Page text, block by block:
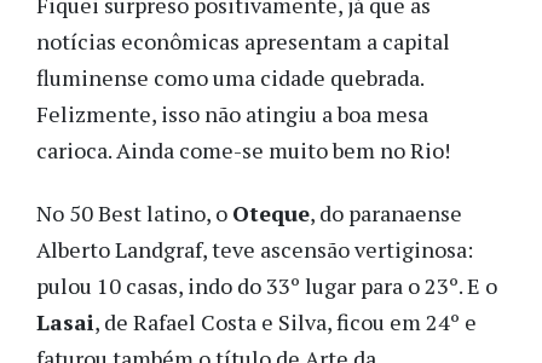
notícias econômicas apresentam a capital
fluminense como uma cidade quebrada.
Felizmente, isso não atingiu a boa mesa
carioca. Ainda come-se muito bem no Rio!
No 50 Best latino, o Oteque, do paranaense
Alberto Landgraf, teve ascensão vertiginosa:
pulou 10 casas, indo do 33º lugar para o 23º. E o
Lasai, de Rafael Costa e Silva, ficou em 24º e